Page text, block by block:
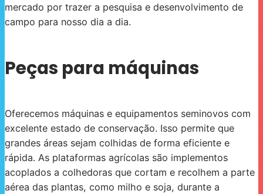
mercado por trazer a pesquisa e desenvolvimento de
campo para nosso dia a dia.
Peças para máquinas
Oferecemos máquinas e equipamentos seminovos com
excelente estado de conservação. Isso permite que
grandes áreas sejam colhidas de forma eficiente e
rápida. As plataformas agrícolas são implementos
acoplados a colhedoras que cortam e recolhem a parte
aérea das plantas, como milho e soja, durante a